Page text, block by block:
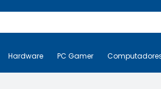
Black Ninja Hardware PC Gamer
Hardware PC Gamer